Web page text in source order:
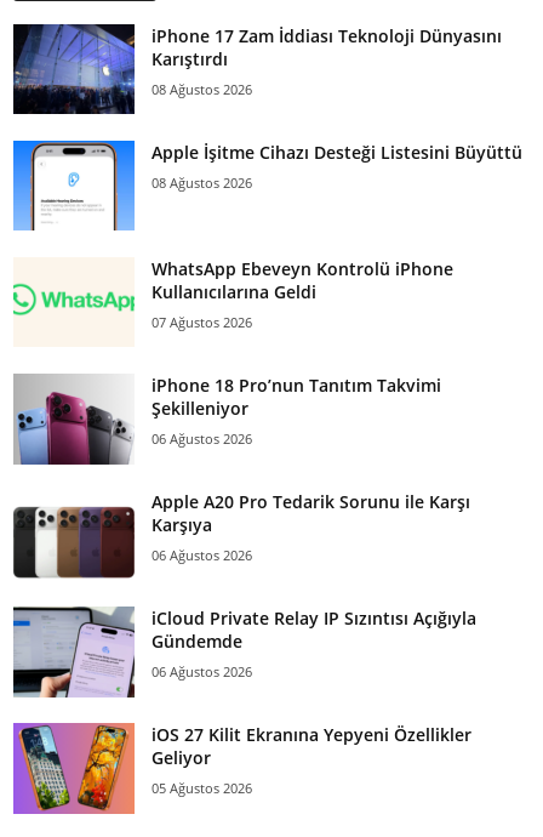
iPhone 17 Zam İddiası Teknoloji Dünyasını
Karıştırdı
08 Ağustos 2026
Apple İşitme Cihazı Desteği Listesini Büyüttü
08 Ağustos 2026
WhatsApp Ebeveyn Kontrolü iPhone
Kullanıcılarına Geldi
07 Ağustos 2026
iPhone 18 Pro’nun Tanıtım Takvimi
Şekilleniyor
06 Ağustos 2026
Apple A20 Pro Tedarik Sorunu ile Karşı
Karşıya
06 Ağustos 2026
iCloud Private Relay IP Sızıntısı Açığıyla
Gündemde
06 Ağustos 2026
iOS 27 Kilit Ekranına Yepyeni Özellikler
Geliyor
05 Ağustos 2026